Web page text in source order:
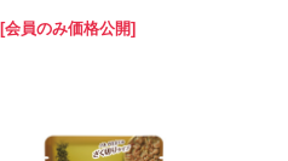
[会員のみ価格公開]